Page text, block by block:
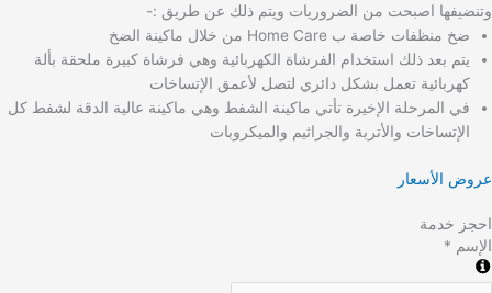
وتنضيفها اصبحت من الضروريات ويتم ذلك عن طريق :-
ضخ منظفات خاصة ب Home Care من خلال ماكينة الضخ
يتم بعد ذلك استخدام الفرشاة الكهربائية وهي فرشاة كبيرة ملحقة بألة
كهربائية تعمل بشكل دائري لتصل لأعمق الإتساخات
في المرحلة الإخيرة تأتي ماكينة الشفط وهي ماكينة عالية الدقة لشفط كل
الإتساخات والأتربة والجراثيم والميكروبات
عروض الأسعار
احجز خدمة
الإسم *